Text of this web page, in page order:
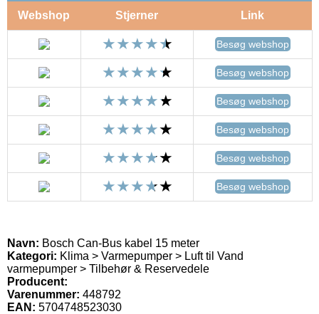
Webshop Stjerner Link
Besøg webshop
Besøg webshop
Besøg webshop
Besøg webshop
Besøg webshop
Besøg webshop
Navn: Bosch Can-Bus kabel 15 meter
Kategori: Klima > Varmepumper > Luft til Vand
varmepumper > Tilbehør & Reservedele
Producent:
Varenummer: 448792
EAN: 5704748523030